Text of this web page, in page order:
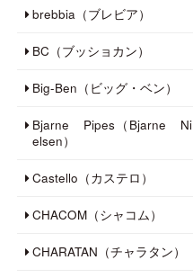
brebbia（ブレビア）
BC（ブッショカン）
Big-Ben（ビッグ・ベン）
Bjarne Pipes（Bjarne Ni
elsen）
Castello（カステロ）
CHACOM（シャコム）
CHARATAN（チャラタン）